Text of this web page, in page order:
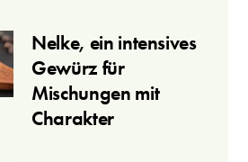
Nelke, ein intensives
Gewürz für
Mischungen mit
Charakter